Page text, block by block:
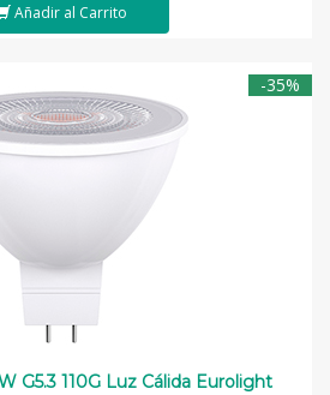
Añadir al Carrito
-35%
G5.3 110G Luz Cálida Eurolight